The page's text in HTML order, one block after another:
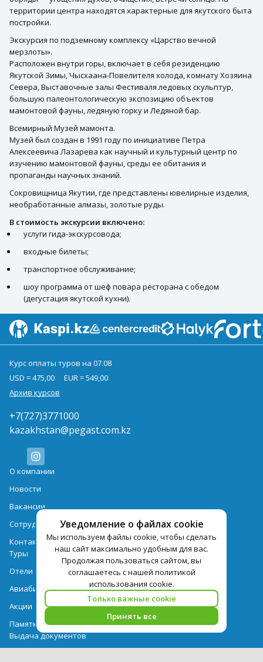
территории центра находятся характерные для якутского быта
постройки.
Экскурсия по подземному комплексу «Царство вечной
мерзлоты».
Расположен внутри горы, включает в себя резиденцию
Якутской Зимы, Чысхаана-Повелителя холода, комнату Хозяина
Севера, Выставочные залы Фестиваля ледовых скульптур,
большую палеонтологическую экспозицию объектов
мамонтовой фауны, ледяную горку и Ледяной бар.
Всемирный Музей мамонта.
Музей был создан в 1991 году по инициативе Петра
Алексеевича Лазарева как научный и культурный центр по
изучению мамонтовой фауны, среды ее обитания и
пропаганды научных знаний.
Сокровищница Якутии, где представлены ювелирные изделия,
необработанные алмазы, золотые руды.
В стоимость экскурсии включено:
услуги гида-экскурсовода;
входные билеты;
транспортное обслуживание;
шоу программа от шеф повара ресторана с обедом
(дегустация якутской кухни).
Уведомление о файлах cookie
Мы используем файлы cookie, чтобы сделать
наш сайт максимально удобным для вас.
Продолжая пользоваться сайтом, вы
соглашаетесь с нашей политикой
использования cookie.
Только важные cookie
Принять все
Курс оплаты туров на 07.08
USD = 475,00
EUR = 549,00
Архив курсов
+7(727)3771000
kazakhstan@pegast.com.kz
О компании
Новости
Вакансии
Сотрудничество
Контактная информация
Туры
Отели
Авиабилеты
Акции
Памятка для туристов
Выдача документов